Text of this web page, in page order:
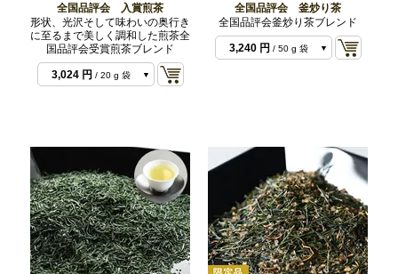
全国品評会 入賞煎茶
形状、光沢そして味わいの奥行き
に至るまで美しく調和した煎茶全
国品評会受賞煎茶ブレンド
3,024 円 / 20 g 袋
全国品評会 釜炒り茶
全国品評会釜炒り茶ブレンド
3,240 円 / 50 g 袋